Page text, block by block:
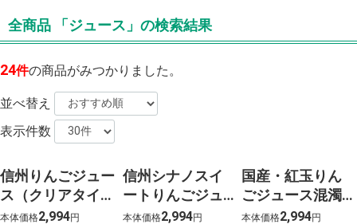
全商品 「ジュース」の検索結果
24件の商品がみつかりました。
並べ替え
表示件数
信州りんごジュー
ス（クリアタイ
プ）750ml×6本
本体価格2,994円
信州シナノスイ
ートりんごジュ
ース混濁しぼり
本体価格2,994円
国産・紅玉りん
ごジュース混濁
しぼり７５０ml×
本体価格2,994円